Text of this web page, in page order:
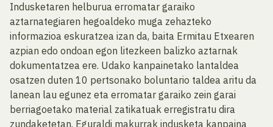
Indusketaren helburua erromatar garaiko
aztarnategiaren hegoaldeko muga zehazteko
informazioa eskuratzea izan da, baita Ermitau Etxearen
azpian edo ondoan egon litezkeen balizko aztarnak
dokumentatzea ere. Udako kanpainetako lantaldea
osatzen duten 10 pertsonako boluntario taldea aritu da
lanean lau egunez eta erromatar garaiko zein garai
berriagoetako material zatikatuak erregistratu dira
zundaketetan. Eguraldi makurrak indusketa kanpaina